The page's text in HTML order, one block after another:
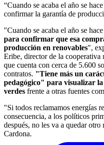
“Cuando se acaba el año se
confirmar la garantía de
"Cuando se acaba el año se
para confirmar que esa
producción en renovables",
Eribe, director de la cooperativa
que cuenta con cerca de 5.600
contratos. "Tiene más un
pedagógico" para visualizar
verdes frente a otras fuentes
"Si todos reclamamos energías
consecuencia, a los políticos
después, no les va a quedar
Cardona.